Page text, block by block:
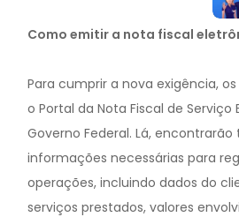
Como emitir a nota fiscal
Para cumprir a nova exigência,
o Portal da Nota Fiscal de Serviço
Governo Federal. Lá, encontrarão
informações necessárias para
operações, incluindo dados do
serviços prestados, valores